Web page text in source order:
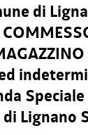
di
Speciale
Lignano